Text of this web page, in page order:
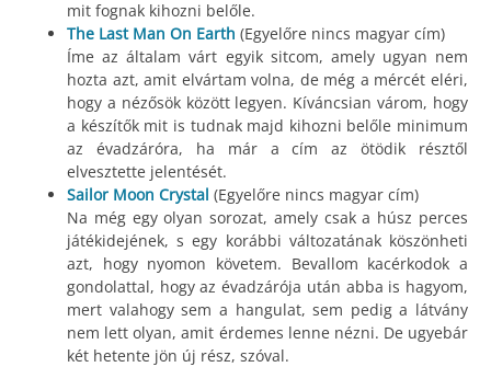
mit fognak kihozni belőle.
The Last Man On Earth (Egyelőre nincs magyar cím)
Íme az általam várt egyik sitcom, amely ugyan nem
hozta azt, amit elvártam volna, de még a mércét eléri,
hogy a nézősök között legyen. Kíváncsian várom, hogy
a készítők mit is tudnak majd kihozni belőle minimum
az évadzáróra, ha már a cím az ötödik résztől
elvesztette jelentését.
Sailor Moon Crystal (Egyelőre nincs magyar cím)
Na még egy olyan sorozat, amely csak a húsz perces
játékidejének, s egy korábbi változatának köszönheti
azt, hogy nyomon követem. Bevallom kacérkodok a
gondolattal, hogy az évadzárója után abba is hagyom,
mert valahogy sem a hangulat, sem pedig a látvány
nem lett olyan, amit érdemes lenne nézni. De ugyebár
két hetente jön új rész, szóval.